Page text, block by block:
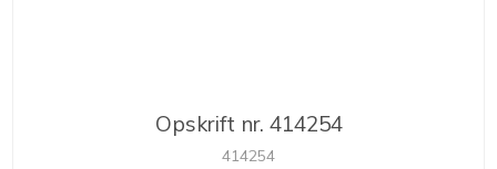
Opskrift nr. 414254
414254